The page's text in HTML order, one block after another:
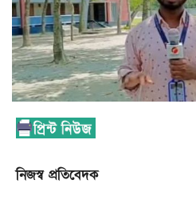
নিজস্ব প্রতিবেদক